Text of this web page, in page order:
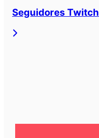
Seguidores Twitch